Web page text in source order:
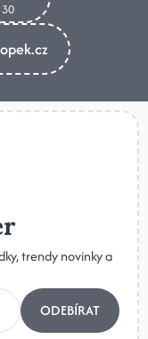
trendy novinky a
ODEBÍRAT